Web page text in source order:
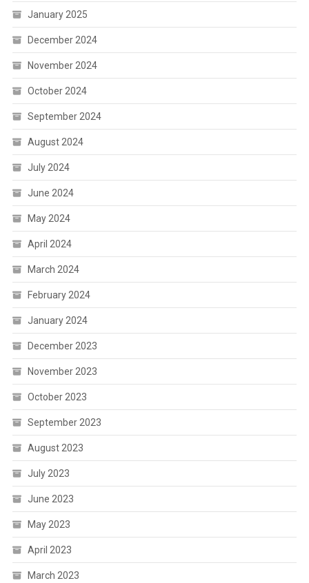
January 2025
December 2024
November 2024
October 2024
September 2024
August 2024
July 2024
June 2024
May 2024
April 2024
March 2024
February 2024
January 2024
December 2023
November 2023
October 2023
September 2023
August 2023
July 2023
June 2023
May 2023
April 2023
March 2023